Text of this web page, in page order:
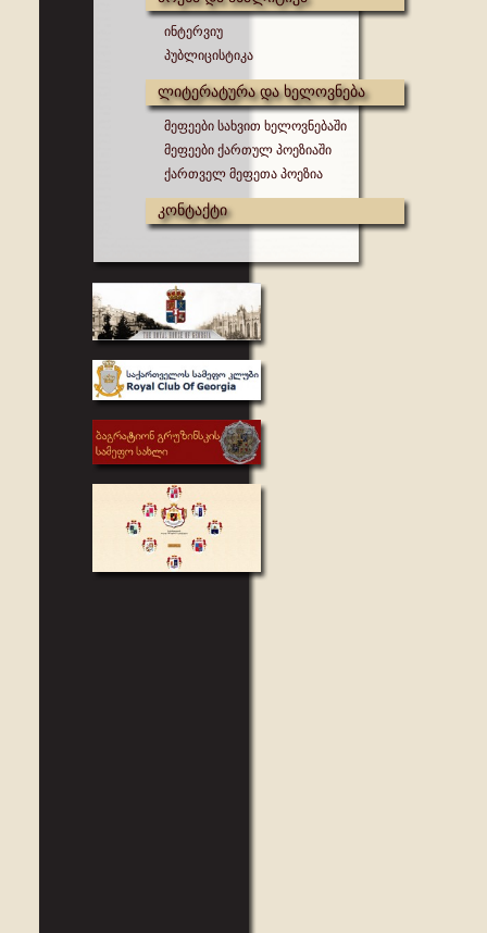
ინტერვიუ
პუბლიცისტიკა
ლიტერატურა და ხელოვნება
მეფეები სახვით ხელოვნებაში
მეფეები ქართულ პოეზიაში
ქართველ მეფეთა პოეზია
კონტაქტი